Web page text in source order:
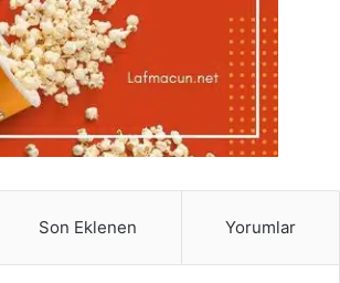
Son Eklenen Yorumlar